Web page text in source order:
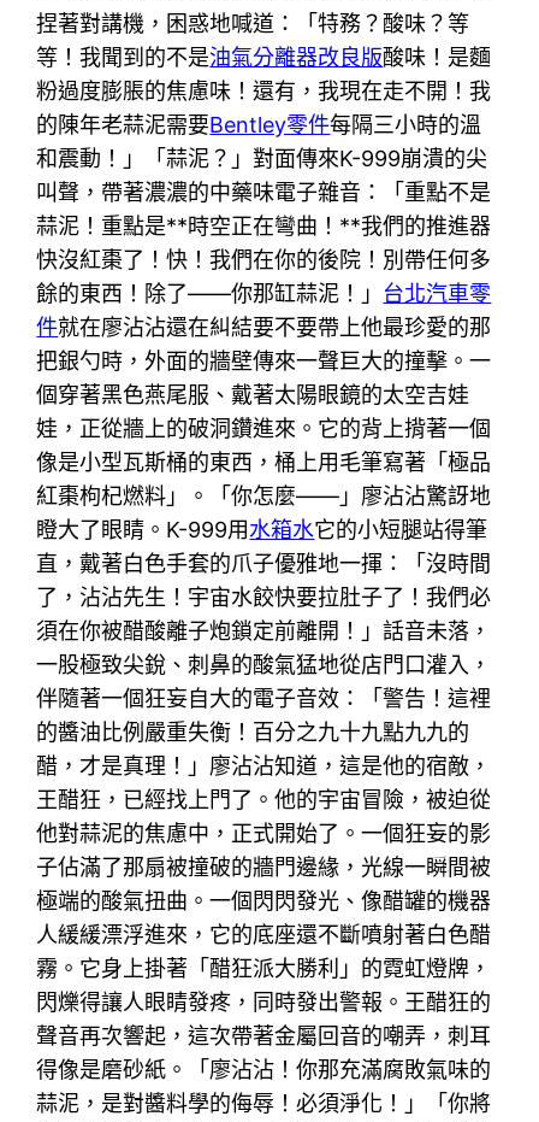
捏著對講機，困惑地喊道：「特務？酸味？等
等！我聞到的不是油氣分離器改良版酸味！是麵
粉過度膨脹的焦慮味！還有，我現在走不開！我
的陳年老蒜泥需要Bentley零件每隔三小時的溫
和震動！」「蒜泥？」對面傳來K-999崩潰的尖
叫聲，帶著濃濃的中藥味電子雜音：「重點不是
蒜泥！重點是**時空正在彎曲！**我們的推進器
快沒紅棗了！快！我們在你的後院！別帶任何多
餘的東西！除了——你那缸蒜泥！」 台北汽車零
件就在廖沾沾還在糾結要不要帶上他最珍愛的那
把銀勺時，外面的牆壁傳來一聲巨大的撞擊。一
個穿著黑色燕尾服、戴著太陽眼鏡的太空吉娃
娃，正從牆上的破洞鑽進來。它的背上揹著一個
像是小型瓦斯桶的東西，桶上用毛筆寫著「極品
紅棗枸杞燃料」。「你怎麼——」廖沾沾驚訝地
瞪大了眼睛。K-999用水箱水它的小短腿站得筆
直，戴著白色手套的爪子優雅地一揮：「沒時間
了，沾沾先生！宇宙水餃快要拉肚子了！我們必
須在你被醋酸離子炮鎖定前離開！」話音未落，
一股極致尖銳、刺鼻的酸氣猛地從店門口灌入，
伴隨著一個狂妄自大的電子音效：「警告！這裡
的醬油比例嚴重失衡！百分之九十九點九九的
醋，才是真理！」廖沾沾知道，這是他的宿敵，
王醋狂，已經找上門了。他的宇宙冒險，被迫從
他對蒜泥的焦慮中，正式開始了。一個狂妄的影
子佔滿了那扇被撞破的牆門邊緣，光線一瞬間被
極端的酸氣扭曲。一個閃閃發光、像醋罐的機器
人緩緩漂浮進來，它的底座還不斷噴射著白色醋
霧。它身上掛著「醋狂派大勝利」的霓虹燈牌，
閃爍得讓人眼睛發疼，同時發出警報。王醋狂的
聲音再次響起，這次帶著金屬回音的嘲弄，刺耳
得像是磨砂紙。「廖沾沾！你那充滿腐敗氣味的
蒜泥，是對醬料學的侮辱！必須淨化！」「你將